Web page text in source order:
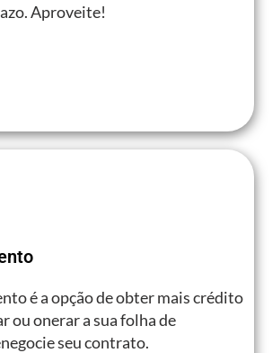
Aproveite!
é a opção de obter mais crédito
ou onerar a sua folha de
seu contrato.